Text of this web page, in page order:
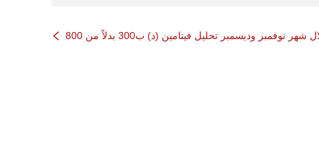
شهر نوفمبر وديسمبر تحليل فيتامين (د) ب300 بدلاً من 800